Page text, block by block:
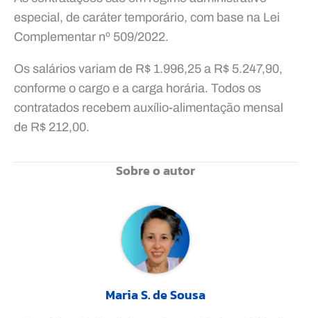
especial, de caráter temporário, com base na Lei
Complementar nº 509/2022.
Os salários variam de R$ 1.996,25 a R$ 5.247,90,
conforme o cargo e a carga horária. Todos os
contratados recebem auxílio-alimentação mensal
de R$ 212,00.
Sobre o autor
Maria S. de Sousa